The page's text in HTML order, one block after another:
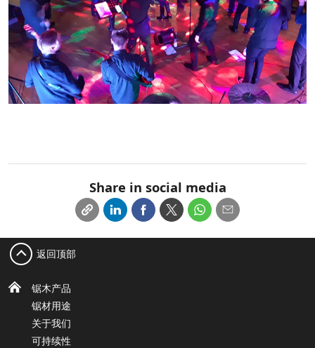
Share in social media
锯木产品
锯材用途
关于我们
可持续性
返回顶部